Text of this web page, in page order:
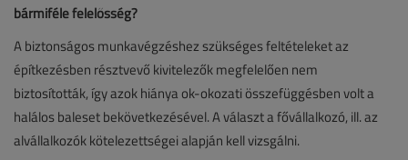
bármiféle felelősség?
A biztonságos munkavégzéshez szükséges feltételeket az
építkezésben résztvevő kivitelezők megfelelően nem
biztosították, így azok hiánya ok-okozati összefüggésben volt a
halálos baleset bekövetkezésével. A választ a fővállalkozó, ill. az
alvállalkozók kötelezettségei alapján kell vizsgálni.